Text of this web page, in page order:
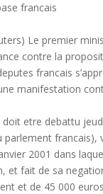
francais
Le premier
contre la
francais
manifestation
etre debattu
parlement
2001 dans
et fait de sa
et de 45 000